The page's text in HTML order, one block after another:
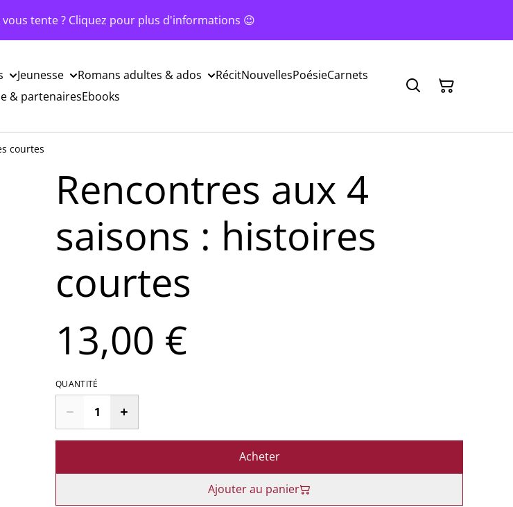
vous tente ? Cliquez pour plus d'informations 😉
Jeunesse Romans adultes & ados RécitNouvellesPoésieCarnets
& partenairesEbooks
courtes
Rencontres aux 4
saisons : histoires
courtes
13,00 €
QUANTITÉ
Acheter
Ajouter au panier